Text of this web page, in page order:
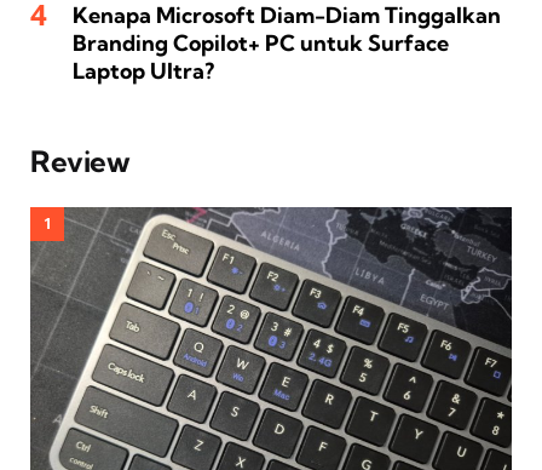
Kenapa Microsoft Diam-Diam Tinggalkan
Branding Copilot+ PC untuk Surface
Laptop Ultra?
Review